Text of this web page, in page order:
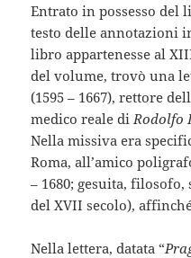
Entrato in possesso del
testo delle annotazioni
libro appartenesse al
del volume, trovò una
(1595 – 1667), rettore
medico reale di Rodolfo
Nella missiva era
Roma, all’amico
– 1680; gesuita, filosofo,
del XVII secolo),
Nella lettera, datata “